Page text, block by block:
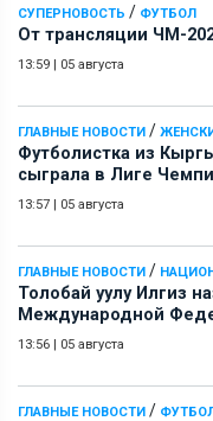
СУПЕРНОВОСТЬ / ФУТБОЛ
От трансляции ЧМ-
13:59 | 05 августа
ГЛАВНЫЕ НОВОСТИ /
Футболистка из
сыграла в Лиге
13:57 | 05 августа
ГЛАВНЫЕ НОВОСТИ /
Толобай уулу Илгиз
Международной
13:56 | 05 августа
ГЛАВНЫЕ НОВОСТИ /